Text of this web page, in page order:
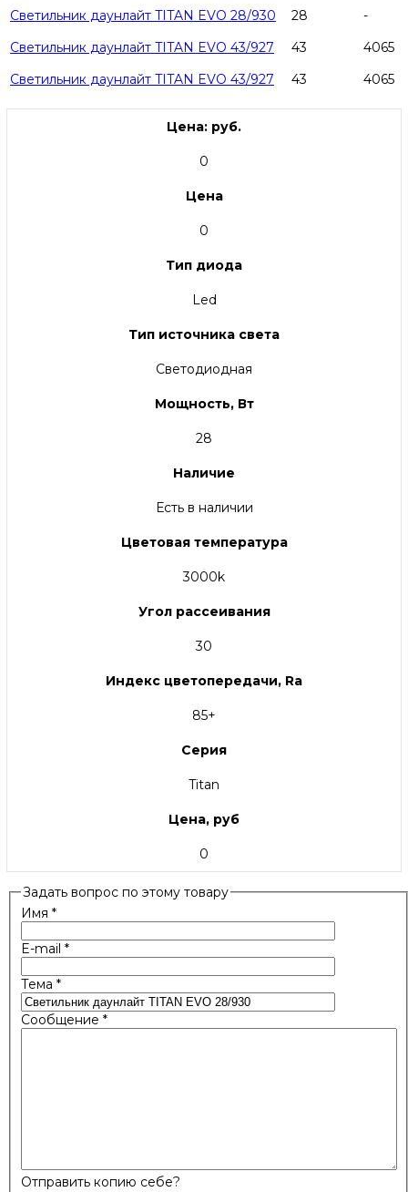
Светильник даунлайт TITAN EVO 28/930 28
-
Светильник даунлайт TITAN EVO 43/927
43
4065
Светильник даунлайт TITAN EVO 43/927
43 4065
Цена: руб.
0
Цена
0
Тип диода
Led
Тип источника света
Светодиодная
Мощность, Вт
28
Наличие
Есть в наличии
Цветовая температура
3000k
Угол рассеивания
30
Индекс цветопередачи, Ra
85+
Серия
Titan
Цена, руб
0
Задать вопрос по этому товару
Имя *
E-mail *
Тема *
Сообщение *
Отправить копию себе?